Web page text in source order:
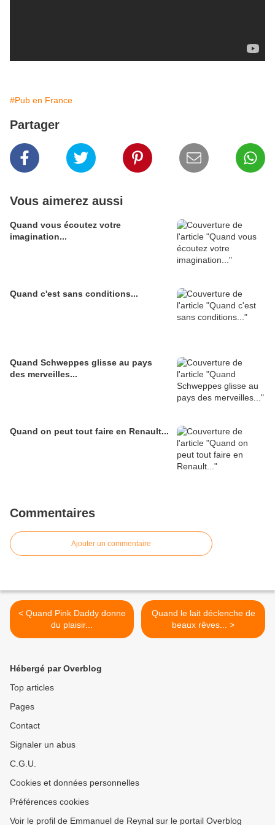
#Pub en France
Partager
Vous aimerez aussi
Quand vous écoutez votre
imagination...
Quand c'est sans conditions...
Quand Schweppes glisse au pays
des merveilles...
Quand on peut tout faire en Renault...
Commentaires
Ajouter un commentaire
< Quand Pink Daddy donne
du plaisir...
Quand le lait déclenche de
beaux rêves... >
Hébergé par Overblog
Top articles
Pages
Contact
Signaler un abus
C.G.U.
Cookies et données personnelles
Préférences cookies
Voir le profil de Emmanuel de Reynal sur le portail Overblog